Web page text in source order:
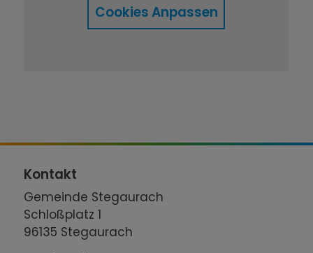
Cookies Anpassen
Kontakt
Gemeinde Stegaurach
Schloßplatz 1
96135 Stegaurach